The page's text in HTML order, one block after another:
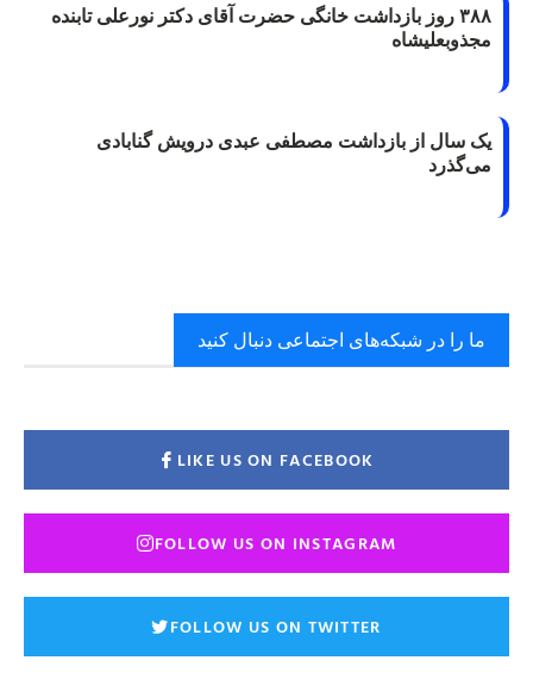
۳۸۸ روز بازداشت خانگی حضرت آقای دکتر نورعلی تابنده
مجذوبعلیشاه
یک سال از بازداشت مصطفی عبدی درویش گنابادی
می‌گذرد
ما را در شبکه‌های اجتماعی دنبال کنید
LIKE US ON FACEBOOK
FOLLOW US ON INSTAGRAM
FOLLOW US ON TWITTER